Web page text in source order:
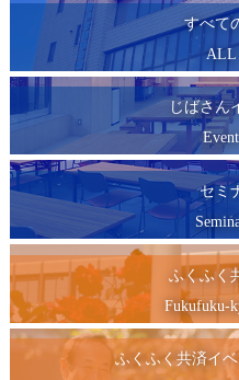
すべて
ALL
じばさん
セミ
ふくふく
Fukufuku-
ふくふく共済イ